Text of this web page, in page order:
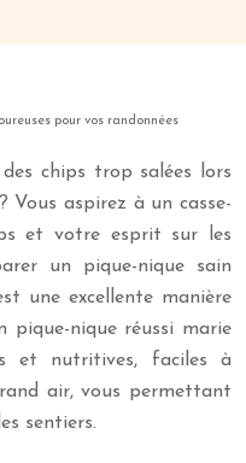
pour vos randonnées
chips trop salées lors
Vous aspirez à un casse-
et votre esprit sur les
un pique-nique sain
une excellente manière
pique-nique réussi marie
et nutritives, faciles à
air, vous permettant
sentiers.